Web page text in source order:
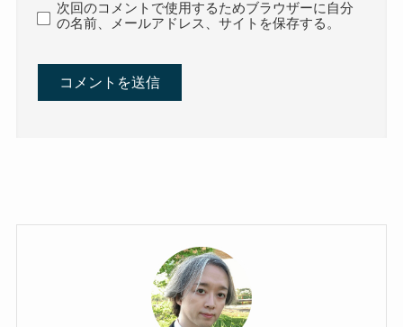
次回のコメントで使用するためブラウザーに自分
の名前、メールアドレス、サイトを保存する。